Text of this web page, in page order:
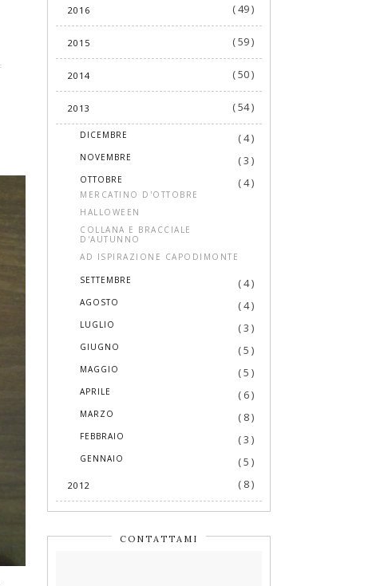
2016 ( 49 )
2015 ( 59 )
2014 ( 50 )
2013 ( 54 )
DICEMBRE ( 4 )
NOVEMBRE ( 3 )
OTTOBRE ( 4 )
MERCATINO D'OTTOBRE
HALLOWEEN
COLLANA E BRACCIALE
D'AUTUNNO
AD ISPIRAZIONE CAPODIMONTE
SETTEMBRE ( 4 )
AGOSTO ( 4 )
LUGLIO ( 3 )
GIUGNO ( 5 )
MAGGIO ( 5 )
APRILE ( 6 )
MARZO ( 8 )
FEBBRAIO ( 3 )
GENNAIO ( 5 )
2012 ( 8 )
CONTATTAMI